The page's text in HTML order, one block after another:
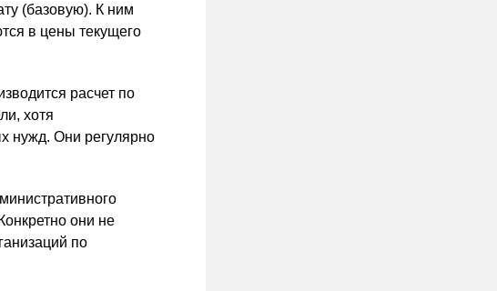
(базовую). К ним
в цены текущего
расчет по
хотя
нужд. Они регулярно
они не
по